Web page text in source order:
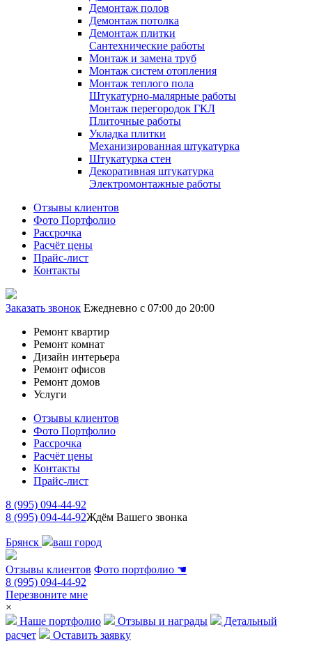
Демонтаж полов
Демонтаж потолка
Демонтаж плитки
Сантехнические работы
Монтаж и замена труб
Монтаж систем отопления
Монтаж теплого пола
Штукатурно-малярные работы
Монтаж перегородок ГКЛ
Плиточные работы
Укладка плитки
Механизированная штукатурка
Штукатурка стен
Декоративная штукатурка
Электромонтажные работы
Отзывы клиентов
Фото Портфолио
Рассрочка
Расчёт цены
Прайс-лист
Контакты
Заказать звонок Ежедневно с 07:00 до 20:00
Ремонт квартир
Ремонт комнат
Дизайн интерьера
Ремонт офисов
Ремонт домов
Услуги
Отзывы клиентов
Фото Портфолио
Рассрочка
Расчёт цены
Контакты
Прайс-лист
8 (995) 094-44-92
8 (995) 094-44-92Ждём Вашего звонка
Брянск ваш город
Отзывы клиентов Фото портфолио ☚
8 (995) 094-44-92
Перезвоните мне
×
Наше портфолио
Отзывы и награды
Детальный
расчет
Оставить заявку